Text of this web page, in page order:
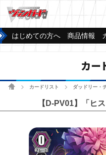
はじめての方へ 商品情報
カー
ホームカードリスト ダッドリー・
【D-PV01】「ヒ